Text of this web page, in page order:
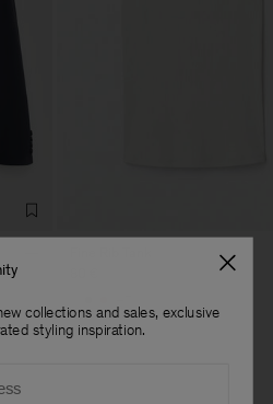
collections and sales, exclusive
styling inspiration.